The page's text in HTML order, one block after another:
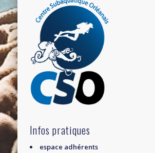
Infos pratiques
espace adhérents